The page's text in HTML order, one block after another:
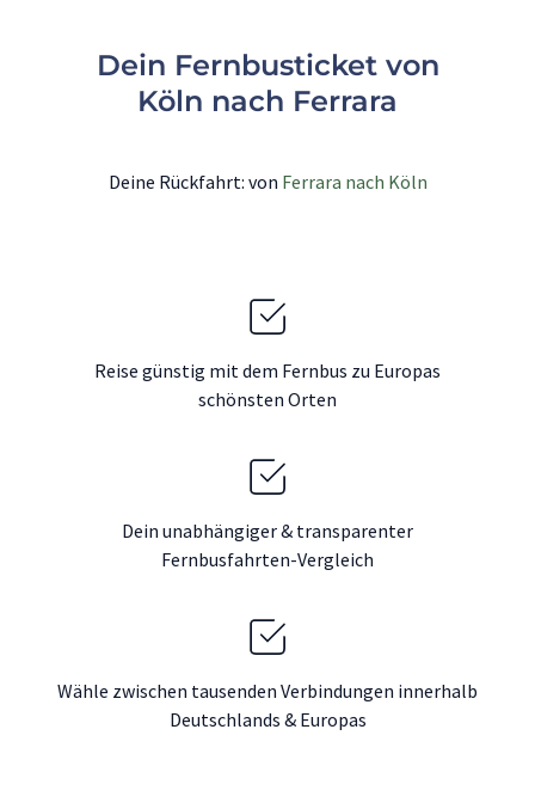
Dein Fernbusticket von
Köln nach Ferrara
Deine Rückfahrt: von Ferrara nach Köln
Reise günstig mit dem Fernbus zu Europas
schönsten Orten
Dein unabhängiger & transparenter
Fernbusfahrten-Vergleich
Wähle zwischen tausenden Verbindungen innerhalb
Deutschlands & Europas